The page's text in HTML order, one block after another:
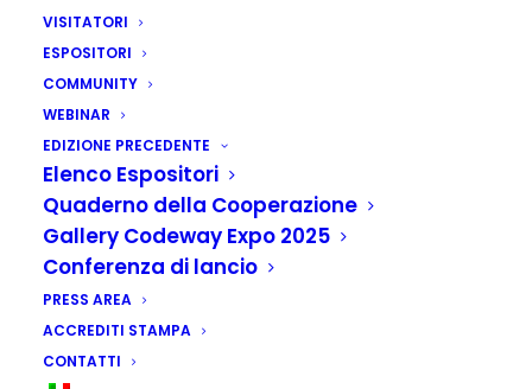
VISITATORI
ESPOSITORI
COMMUNITY
WEBINAR
EDIZIONE PRECEDENTE
Elenco Espositori
Quaderno della Cooperazione
Gallery Codeway Expo 2025
Conferenza di lancio
PRESS AREA
ACCREDITI STAMPA
CONTATTI
Istruzioni per i
partecipanti agli eventi
della Codeway Plenary
La traduzione simultanea verrà